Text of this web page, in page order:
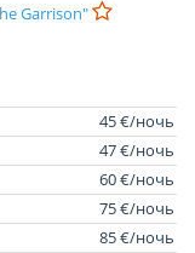
Garrison"
45 €/ночь
47 €/ночь
60 €/ночь
75 €/ночь
85 €/ночь